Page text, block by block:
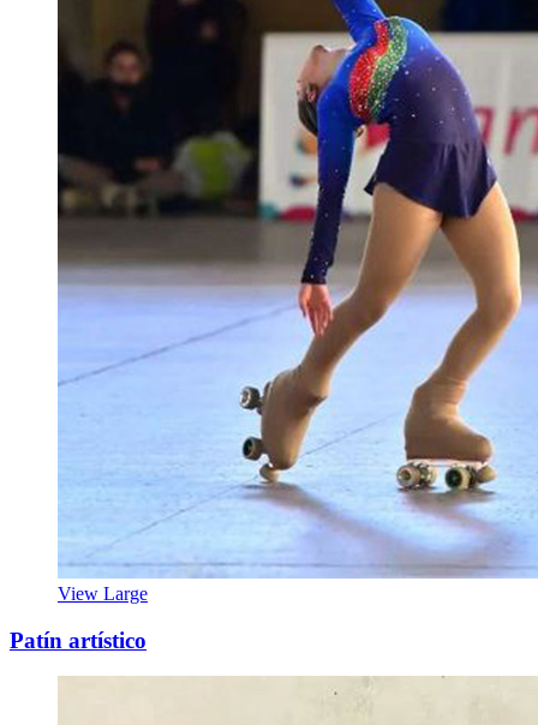
View Large
Patín artístico